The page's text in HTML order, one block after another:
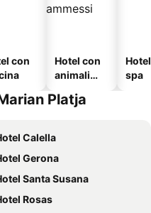
con
Hotel con
animali
spa
Platja
Calella
Gerona
Santa Susana
Rosas